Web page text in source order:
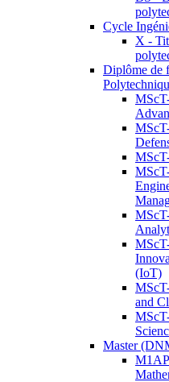
Cycle
X -
Diplôme de
(IoT)
and
Master